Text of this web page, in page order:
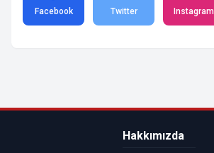
Facebook Twitter Instagram
Hakkımızda